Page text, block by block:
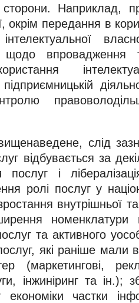
сторони. Наприклад,
окрім передання в
щодо впровадження
слід
відбувається за
і
ролі послуг у
внутрішньої та
номенклатури
та активного
які раніше мали
(маркетингові,
інжиніринг та
економіки частки